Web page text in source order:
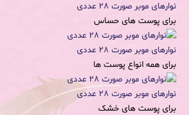
نوارهای موبر صورت 28 عددی
برای پوست های حساس
نوارهای موبر صورت 28 عددی
برای همه انواع پوست ها
نوارهای موبر صورت 28 عددی
برای پوست های خشک